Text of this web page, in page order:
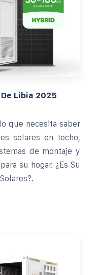
Libia 2025
que necesita saber
solares en techo,
de montaje y
su hogar. ¿Es Su